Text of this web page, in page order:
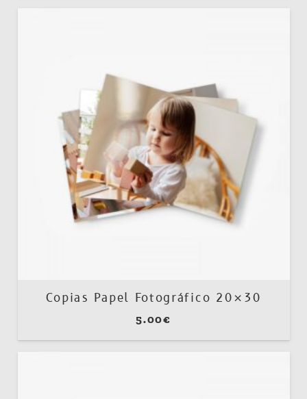
Copias Papel Fotográfico 20×30
5.00€